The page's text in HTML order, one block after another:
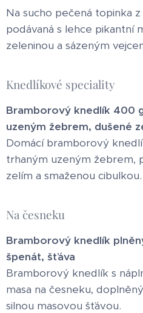
Na sucho pečená topinka
podávaná s lehce pikantní
zeleninou a sázeným
Knedlíkové speciality
Bramborový knedlík 400
uzeným žebrem, dušené
Domácí bramborový
trhaným uzeným žebrem,
zelím a smaženou cibulkou.
Na česneku
Bramborový knedlík
špenát, šťáva
Bramborový knedlík s
masa na česneku,
silnou masovou šťávou.